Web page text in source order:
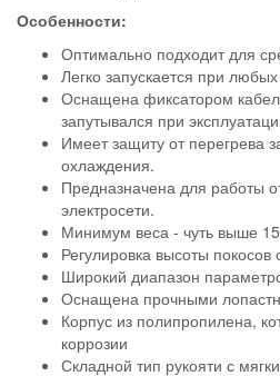
Особенности:
Оптимально подходит для
Легко запускается при
Оснащена фиксатором
запутывался при
Имеет защиту от перегрева
охлаждения.
Предназначена для работы
электросети.
Минимум веса - чуть выше 15
Регулировка высоты
Широкий диапазон
Оснащена прочными
Корпус из полипропилена,
коррозии
Складной тип рукояти с